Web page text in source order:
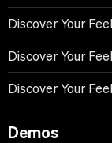
Discover Your
Discover Your
Discover Your
Demos